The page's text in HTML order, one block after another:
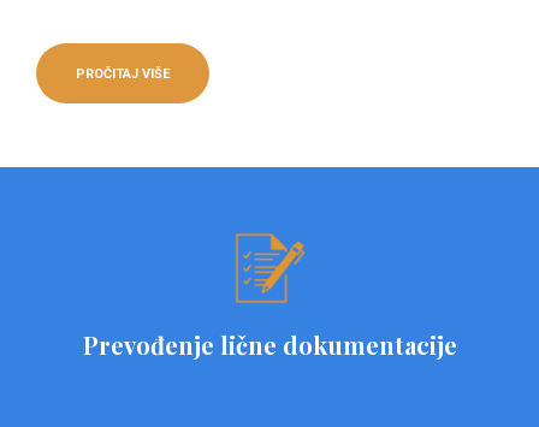
PROČITAJ VIŠE
Prevođenje lične dokumentacije